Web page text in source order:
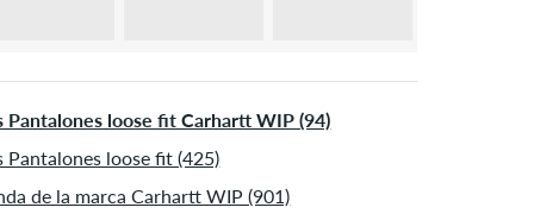
Pantalones loose fit Carhartt WIP (94)
Pantalones loose fit (425)
de la marca Carhartt WIP (901)